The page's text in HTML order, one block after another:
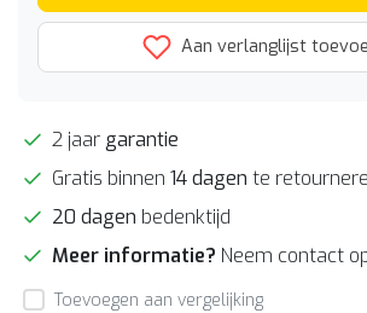
Aan verlanglijst
2 jaar garantie
Gratis binnen 14 dagen te
20 dagen bedenktijd
Meer informatie? Neem contact
Toevoegen aan vergelijking